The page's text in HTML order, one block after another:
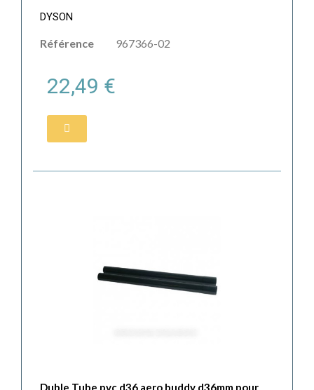
DYSON
Référence 967366-02
22,49 €
Duble Tube pvc d36 aero buddy d36mm pour